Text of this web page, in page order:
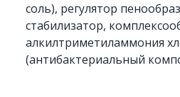
соль), регулятор
стабилизатор,
алкилтриметиламмония
(антибактериальный